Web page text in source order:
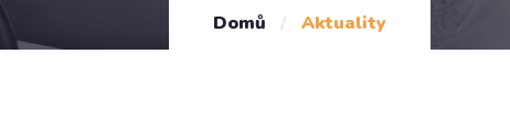
Domů / Aktuality